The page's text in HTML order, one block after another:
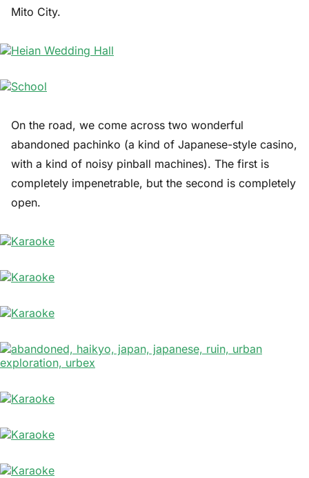
Mito City.
On the road, we come across two wonderful
abandoned pachinko (a kind of Japanese-style casino,
with a kind of noisy pinball machines). The first is
completely impenetrable, but the second is completely
open.